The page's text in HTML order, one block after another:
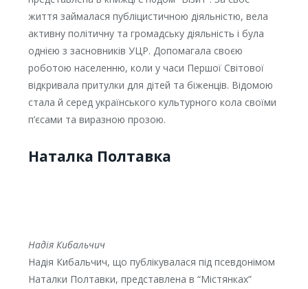
життя займалася публіцистичною діяльністю, вела
активну політичну та громадську діяльність і була
однією з засновників УЦР. Допомагала своєю
роботою населенню, коли у часи Першої Світової
відкривала притулки для дітей та біженців. Відомою
стала й серед українського культурного кола своїми
п’єсами та виразною прозою.
Наталка Полтавка
Надія Кибальчич
Надія Кибальчич, що публікувалася під псевдонімом
Наталки Полтавки, представлена в “Містянках”